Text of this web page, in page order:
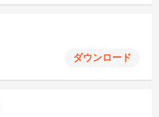
ダウンロード